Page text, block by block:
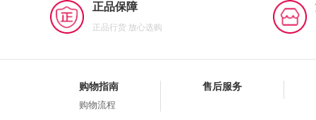
正品保障
正品行货 放心选购
购物指南
购物流程
售后服务